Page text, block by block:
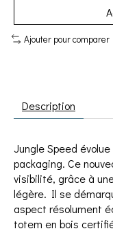
Ajouter pour comparer
Description
Jungle Speed
packaging. Ce
visibilité, grâce à
légère. Il se
aspect résolument
totem en bois